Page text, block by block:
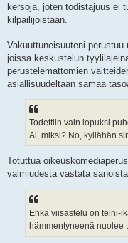
kersoja, joten todistajuus ei
kilpailijoistaan.
Vakuuttuneisuuteni
joissa keskustelun
perustelemattomien
asiallisuudeltaan samaa
Todettiin vain lopuksi
Ai, miksi? No, kyllähän
Totuttua
valmiudesta vastata
Ehkä viisastelu on teini-
hämmentyneenä nuolee